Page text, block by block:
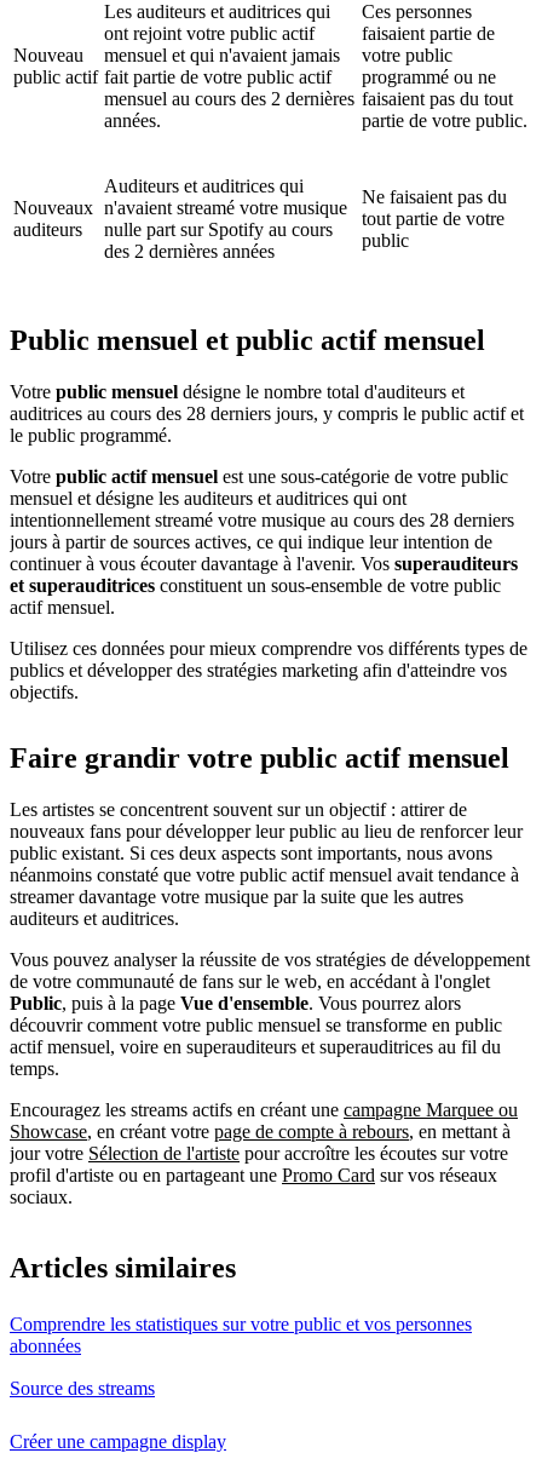
Nouveau
public actif
Les auditeurs et auditrices qui
ont rejoint votre public actif
mensuel et qui n'avaient jamais
fait partie de votre public actif
mensuel au cours des 2 dernières
années.
Ces personnes
faisaient partie de
votre public
programmé ou ne
faisaient pas du tout
partie de votre public.
Nouveaux
auditeurs
Auditeurs et auditrices qui
n'avaient streamé votre musique
nulle part sur Spotify au cours
des 2 dernières années
Ne faisaient pas du
tout partie de votre
public
Public mensuel et public actif mensuel
Votre public mensuel désigne le nombre total d'auditeurs et
auditrices au cours des 28 derniers jours, y compris le public actif et
le public programmé.
Votre public actif mensuel est une sous-catégorie de votre public
mensuel et désigne les auditeurs et auditrices qui ont
intentionnellement streamé votre musique au cours des 28 derniers
jours à partir de sources actives, ce qui indique leur intention de
continuer à vous écouter davantage à l'avenir. Vos superauditeurs
et superauditrices constituent un sous-ensemble de votre public
actif mensuel.
Utilisez ces données pour mieux comprendre vos différents types de
publics et développer des stratégies marketing afin d'atteindre vos
objectifs.
Faire grandir votre public actif mensuel
Les artistes se concentrent souvent sur un objectif : attirer de
nouveaux fans pour développer leur public au lieu de renforcer leur
public existant. Si ces deux aspects sont importants, nous avons
néanmoins constaté que votre public actif mensuel avait tendance à
streamer davantage votre musique par la suite que les autres
auditeurs et auditrices.
Vous pouvez analyser la réussite de vos stratégies de développement
de votre communauté de fans sur le web, en accédant à l'onglet
Public, puis à la page Vue d'ensemble. Vous pourrez alors
découvrir comment votre public mensuel se transforme en public
actif mensuel, voire en superauditeurs et superauditrices au fil du
temps.
Encouragez les streams actifs en créant une campagne Marquee ou
Showcase, en créant votre page de compte à rebours, en mettant à
jour votre Sélection de l'artiste pour accroître les écoutes sur votre
profil d'artiste ou en partageant une Promo Card sur vos réseaux
sociaux.
Articles similaires
Comprendre les statistiques sur votre public et vos personnes
abonnées
Source des streams
Créer une campagne display